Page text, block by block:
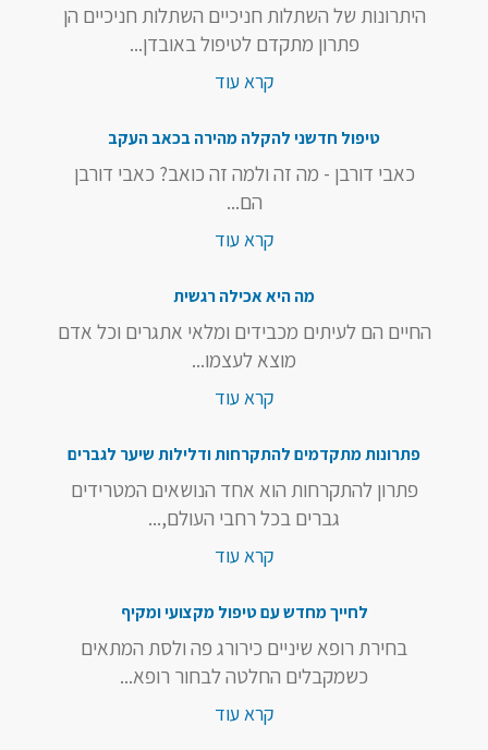
היתרונות של השתלות חניכיים השתלות חניכיים הן
פתרון מתקדם לטיפול באובדן...
קרא עוד
טיפול חדשני להקלה מהירה בכאב העקב
כאבי דורבן - מה זה ולמה זה כואב? כאבי דורבן
הם...
קרא עוד
מה היא אכילה רגשית
החיים הם לעיתים מכבידים ומלאי אתגרים וכל אדם
מוצא לעצמו...
קרא עוד
פתרונות מתקדמים להתקרחות ודלילות שיער לגברים
פתרון להתקרחות הוא אחד הנושאים המטרידים
גברים בכל רחבי העולם,...
קרא עוד
לחייך מחדש עם טיפול מקצועי ומקיף
בחירת רופא שיניים כירורג פה ולסת המתאים
כשמקבלים החלטה לבחור רופא...
קרא עוד